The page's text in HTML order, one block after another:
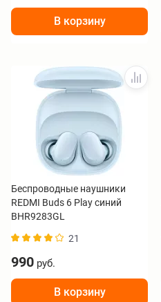
В корзину
Беспроводные наушники
REDMI Buds 6 Play синий
BHR9283GL
21
990 руб.
В корзину